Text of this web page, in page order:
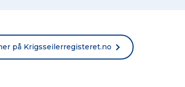
på Krigsseilerregisteret.no